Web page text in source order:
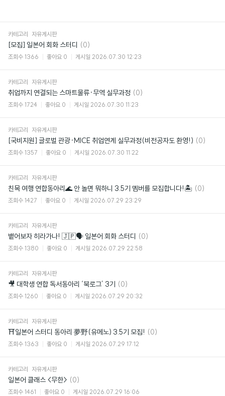
카테고리 자유게시판
[모집] 일본어 회화 스터디 댓
글
(0)
조회수 1366 좋아요 0 게시일 2026.07.30 12:23
카테고리 자유게시판
취업까지 연결되는 스마트물류·무역 실무과정 댓
글
(0)
조회수 1724 좋아요 0 게시일 2026.07.30 11:23
카테고리 자유게시판
[국비지원] 글로벌 관광·MICE 취업연계 실무과정(비전공자도 환영!) 댓
(0)
조회수 1357 좋아요 0 게시일 2026.07.30 11:22
카테고리 자유게시판
친목 여행 연합동아리🌊 안 놀면 뭐하니 3.5기 멤버를 모집합니다!🏝 댓
(0)
조회수 1427 좋아요 0 게시일 2026.07.29 23:29
카테고리 자유게시판
뱉어보자 히라가나! 🇯🇵🗣️ 일본어 회화 스터디 댓
글
(0)
조회수 1380 좋아요 0 게시일 2026.07.29 22:58
카테고리 자유게시판
🎥 대학생 연합 독서동아리 ‘북로그’ 3기 댓
글
(0)
조회수 1260 좋아요 0 게시일 2026.07.29 20:32
카테고리 자유게시판
⛩일본어 스터디 동아리 夢野(유메노) 3.5기 모집! 댓
(0)
조회수 1363 좋아요 0 게시일 2026.07.29 17:12
카테고리 자유게시판
일본어 클래스 <무한> 댓
글
(0)
조회수 1461 좋아요 0 게시일 2026.07.29 16:06